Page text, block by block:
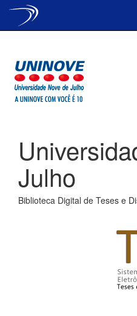
Julho
Biblioteca Digital de Teses e